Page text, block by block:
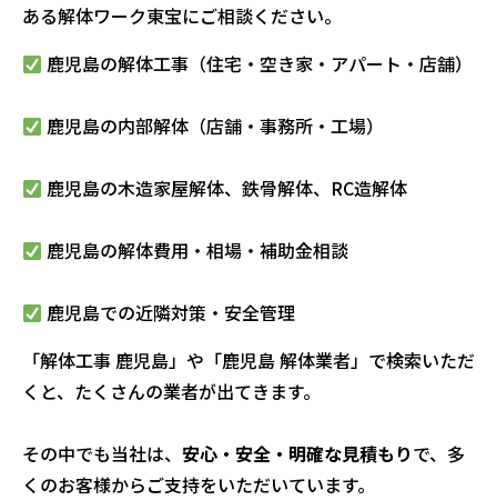
ある解体ワーク東宝にご相談ください。
鹿児島の解体工事（住宅・空き家・アパート・店舗）
鹿児島の内部解体（店舗・事務所・工場）
鹿児島の木造家屋解体、鉄骨解体、RC造解体
鹿児島の解体費用・相場・補助金相談
鹿児島での近隣対策・安全管理
「解体工事 鹿児島」や「鹿児島 解体業者」で検索いただ
くと、たくさんの業者が出てきます。
その中でも当社は、 安心・安全・明確な見積もりで、多
くのお客様からご支持をいただいています。